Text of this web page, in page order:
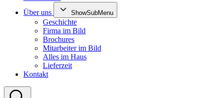
Über uns
ShowSubMenu
Geschichte
Firma im Bild
Brochures
Mitarbeiter im Bild
Alles im Haus
Lieferzeit
Kontakt